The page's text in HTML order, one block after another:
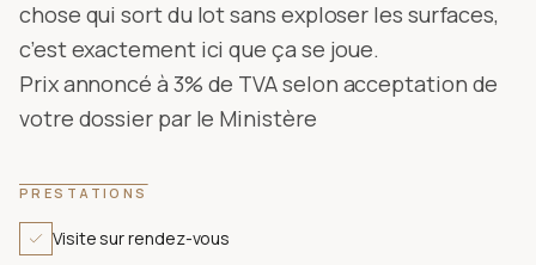
chose qui sort du lot sans exploser les surfaces,
c’est exactement ici que ça se joue.
Prix annoncé à 3% de TVA selon acceptation de
votre dossier par le Ministère
PRESTATIONS
Visite sur rendez-vous